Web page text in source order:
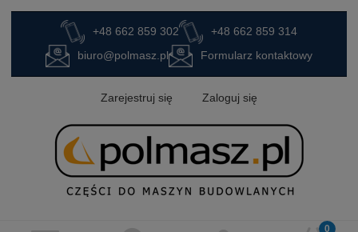
+48 662 859 302
+48 662 859 314
biuro@polmasz.pl
Formularz kontaktowy
Zarejestruj się Zaloguj się